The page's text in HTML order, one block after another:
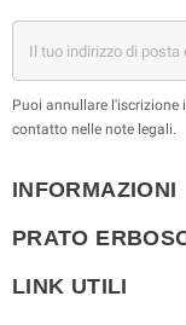
Puoi annullare l'iscrizione
contatto nelle note legali.
INFORMAZIONI
PRATO
LINK UTILI